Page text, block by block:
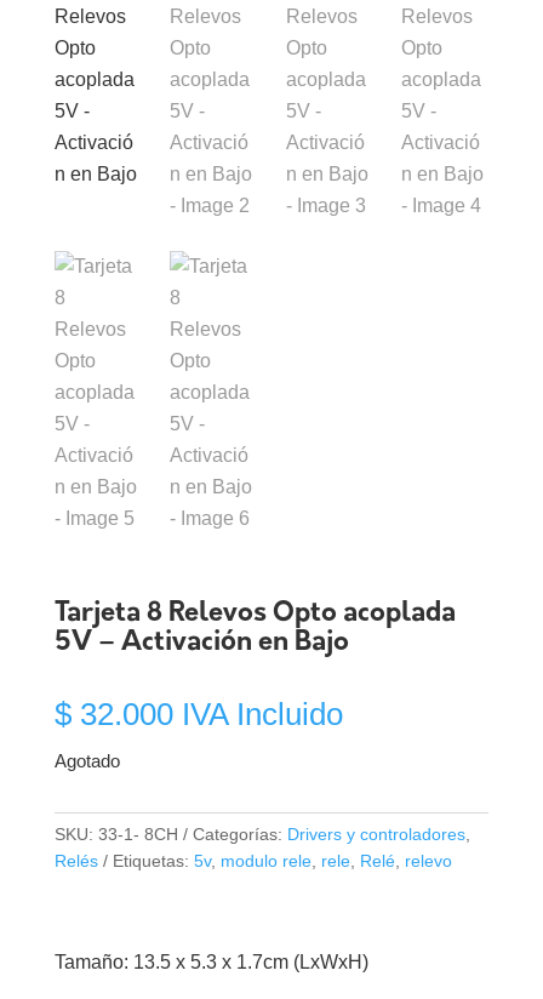
Tarjeta 8 Relevos Opto acoplada
5V – Activación en Bajo
$32.000 IVA Incluido
Agotado
SKU: 33-1- 8CH Categorías: Drivers y controladores,
Relés
Etiquetas: 5v, modulo rele, rele, Relé, relevo
Tamaño: 13.5 x 5.3 x 1.7cm (LxWxH)